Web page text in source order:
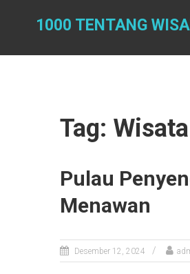
1000 TENTANG
Tag:
Pulau
Menawan
Desember 12, 2024